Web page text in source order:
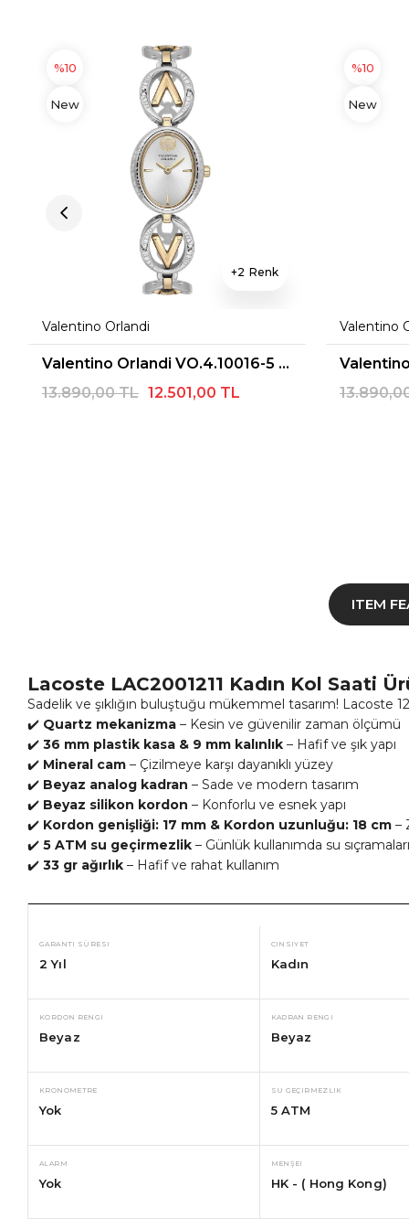
2
Valentino Orlandi
Valentino Orlandi VO.4.10016-5 Kadın Kol Saati
12.501,00 TL
13.890,00 TL
%10
New
Valentino
%10
New
ITEM
Lacoste LAC2001211 Kadın Kol Saati
Sadelik ve şıklığın buluştuğu mükemmel tasarım! Lacoste
✔️ Quartz mekanizma – Kesin ve güvenilir zaman ölçümü
✔️ 36 mm plastik kasa & 9 mm kalınlık – Hafif ve şık yapı
✔️ Mineral cam – Çizilmeye karşı dayanıklı yüzey
✔️ Beyaz analog kadran – Sade ve modern tasarım
✔️ Beyaz silikon kordon – Konforlu ve esnek yapı
✔️ Kordon genişliği: 17 mm & Kordon uzunluğu: 18 cm –
✔️ 5 ATM su geçirmezlik – Günlük kullanımda su
✔️ 33 gr ağırlık – Hafif ve rahat kullanım
GARANTI SÜRESI
2 Yıl
CINSIYET
Kadın
KORDON RENGI
Beyaz
KADRAN RENGI
Beyaz
KRONOMETRE
Yok
SU GEÇIRMEZLIK
5 ATM
ALARM
Yok
MENŞEI
HK - ( Hong Kong)